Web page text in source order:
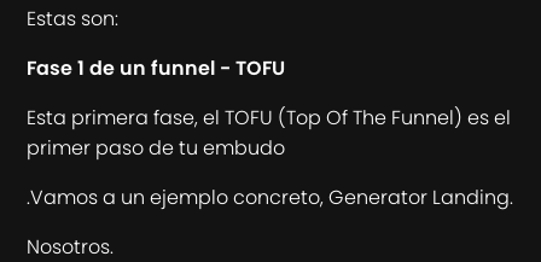
Estas son:
Fase 1 de un funnel - TOFU
Esta primera fase, el TOFU (Top Of The Funnel) es el
primer paso de tu embudo
.Vamos a un ejemplo concreto, Generator Landing.
Nosotros.